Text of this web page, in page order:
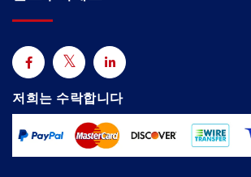
저희는 수락합니다